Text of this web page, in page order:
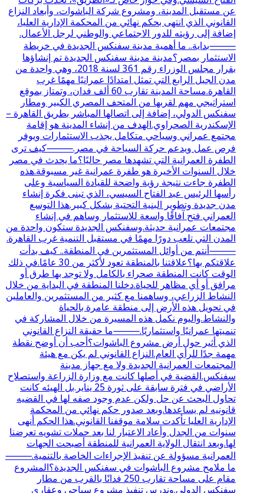
عن مستقبل المدينة، ومشروع شركة الباشوات، وأبعاد النزاع
القانوني الذي انتهى بحكم نهائي من المحكمة الإدارية العليا،
إضافة إلى رؤيته للدور الاجتماعي والوطني لرجل الأعمال.
⸻بداية.. ما أهمية مدينة سفنكس الجديدة في خريطة
الاستثمار بمصر؟مدينة مدينة سفنكس الجديدة تم إنشاؤها
بقرار مجلس الوزراء رقم 361 لسنة 2018، وهي واحدة من
مدن الجيل الرابع التي تمثل امتدادًا عمرانيًا مهمًا غرب
القاهرة.مساحة المدينة تقارب 60 ألف فدان، وتمتاز بموقع
استراتيجي مهم لقربها من المتحف المصري الكبير ومطار
سفنكس الدولي، إضافة إلى اتصالها المباشر بطريق القاهرة –
الإسكندرية الصحراوي.الهدف من إنشاء المدينة هو إقامة
مجتمع عمراني وسياحي متكامل يجذب الاستثمارات ويوفر
فرص عمل ويدعم حركة السياحة في مصر.⸻كيف ترى
الطفرة العمرانية التي تشهدها مصر حاليًا؟ما يحدث في مصر
خلال السنوات الأخيرة هو طفرة عمرانية غير مسبوقة.هذه
الطفرة جاءت نتيجة رؤية واضحة للقيادة السياسية وعلى
رأسها الرئيس عبد الفتاح السيسي، الذي تبنى فكرة إنشاء
مدن جديدة وتطوير البنية التحتية بشكل كبير.هذا التوسع
العمراني فتح آفاقًا واسعة للاستثمار وساهم في إنشاء
مجتمعات عمرانية حديثة.وسفنكس الجديدة ستكون واحدة من
المدن التي تلعب دورًا مهمًا في مستقبل التنمية غرب القاهرة.
⸻أنتم من أوائل المستثمرين في المنطقة.. كيف بدأت
علاقتكم بها؟علاقتنا بالمنطقة تعود لأكثر من 30 عامًا.في ذلك
الوقت كانت المنطقة صحراء بالكامل ولا توجد بها طرق أو
مرافق أو أي مظاهر للحياة.دخلنا المنطقة في البداية من خلال
النشاط الزراعي، وساهمنا مع كثير من المستثمرين والعاملين
في تحويل هذه الأرض إلى منطقة عامرة بالحياة
والنشاط.واليوم نكمل هذه المسيرة من خلال المشاركة في
تنميتها عمرانيًا واستثماريًا.⸻ما حقيقة النزاع القانوني
الذي أثير حول أرض مشروع الباشوات؟أحب أن أوضح نقطة
مهمة جدًا للرأي العام.النزاع القانوني لم يكن مع هيئة
المجتمعات العمرانية الجديدة ولا مع جهاز مدينة
سفنكس.القضية في أصلها كانت مع وزارة الزراعة واستصلاح
الأراضي في فترة سابقة على ثورة 25 يناير.بل الهيئه كانت
تحاول البحث عن حل ولكن عدم وجود صفه لها في القضيه
قانونيه لم يساعدها.وبعد صدور حكم نهائي من المحكمة
الإدارية العليا تأكدت سلامة موقفنا القانوني.هذا الحكم أنهى
سنوات من الجدل وأعاد الاعتبار لنا بعد حملات تشويه تعرضنا
لها.وبعد انتقال الولاية العمرانية للمنطقة أصبحت الجهات
العمرانية مسؤولة عن تنفيذ الإجراءات الخاصة بالتنمية.⸻
ما ملامح مشروع الباشوات في سفنكس الجديدة؟المشروع
مقام على مساحة تقارب 250 فدانًا بالقرب من مطار
سفنكس الدولي.وندرس تنفيذ مشروع سياحي وعقاري